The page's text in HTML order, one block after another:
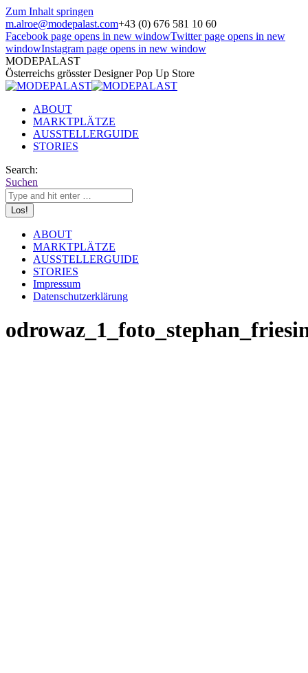
Zum Inhalt springen
m.alroe@modepalast.com+43 (0) 676 581 10 60
Facebook page opens in new windowTwitter page opens in new
windowInstagram page opens in new window
MODEPALAST
Österreichs grösster Designer Pop Up Store
ABOUT
MARKTPLÄTZE
AUSSTELLERGUIDE
STORIES
Search:
Suchen
ABOUT
MARKTPLÄTZE
AUSSTELLERGUIDE
STORIES
Impressum
Datenschutzerklärung